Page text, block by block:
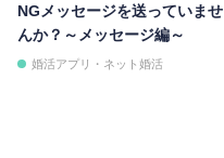
NGメッセージを送っていませ
んか？～メッセージ編～
婚活アプリ・ネット婚活